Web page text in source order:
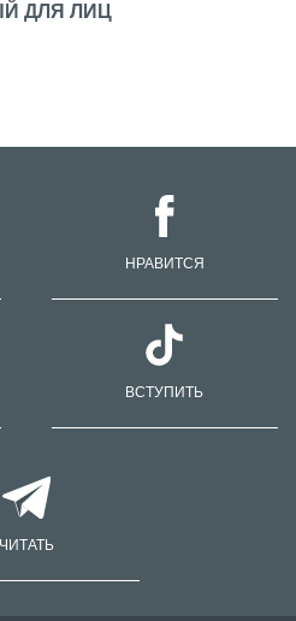
ДЛЯ ЛИЦ
НРАВИТСЯ
ВСТУПИТЬ
ЧИТАТЬ